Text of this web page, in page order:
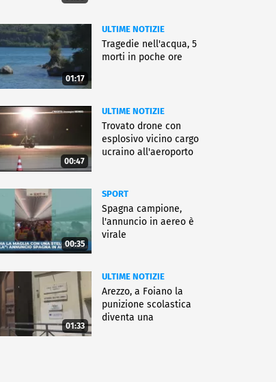
01:17
ULTIME NOTIZIE
Tragedie nell'acqua, 5
morti in poche ore
00:47
ULTIME NOTIZIE
Trovato drone con
esplosivo vicino cargo
ucraino all'aeroporto
00:35
SPORT
Spagna campione,
l'annuncio in aereo è
virale
01:33
ULTIME NOTIZIE
Arezzo, a Foiano la
punizione scolastica
diventa una